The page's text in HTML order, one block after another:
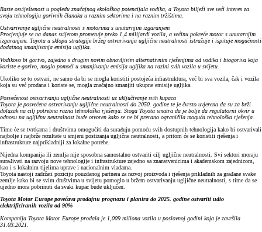
Raste osviještenost u pogledu značajnog ekološkog potencijala vodika, a Toyota bilježi sve veći interes za
svoju tehnologiju gorivnih članaka u raznim sektorima i na raznim tržištima.
Ostvarivanje ugljične neutralnosti s motorima s unutarnjim izgaranjem
Procjenjuje se na danas svijetom prometuje preko 1,4 milijardi vozila, a većinu pokreće motor s unutarnjim
izgaranjem. Toyota u sklopu strategije bržeg ostvarivanja ugljične neutralnosti istražuje i ispituje mogućnosti
dodatnog smanjivanja emisija ugljika.
Vodikovo bi gorivo, zajedno s drugim novim obnovljivim alternativnim rješenjima od vodika i biogoriva koja
koriste e-gorivo, moglo pomoći u smanjivanju emisija ugljika na razini svih vozila u svijetu.
Ukoliko se to ostvari, ne samo da bi se mogla koristiti postojeća infrastruktura, već bi sva vozila, čak i vozila
koja su već prodana i koriste se, mogla značajno smanjiti ukupne emisije ugljika.
Posvećenost ostvarivanju ugljične neutralnosti uz uključivanje svih kupaca
Toyota je posvećena ostvarivanju ugljične neutralnosti do 2050. godine te je čvrsto uvjerena da su za brži
dolazak na cilj potrebna razna tehnološka rješenja. Stoga Toyota smatra da je bolje da regulatorni okvir u
odnosu na ugljičnu neutralnost bude otvoren kako se ne bi prerano ograničila moguća tehnološka rješenja.
Time će se tvrtkama i društvima omogućiti da surađuju pomoću svih dostupnih tehnologija kako bi ostvarivali
najbolje i najbrže rezultate u smjeru postizanja ugljične neutralnosti, a pritom će se koristiti rješenja i
infrastrukture najprikladniji za lokalne potrebe.
Nijedna kompanija ili zemlja nije sposobna samostalno ostvariti cilj ugljične neutralnosti. Svi sektori moraju
surađivati na razvoju nove tehnologije i infrastrukture zajedno sa znanstvenicima i akademskom zajednicom,
kao i s lokalnim tijelima uprave i nacionalnim vladama.
Toyota nastoji zadržati poziciju pouzdanog partnera za razvoj proizvoda i rješenja prikladnih za građane svake
zemlje kako bi se svim društvima u svijetu pomoglo u bržem ostvarivanju ugljične neutralnosti, s time da se
ujedno mora pobrinuti da svaki kupac bude uključen.
Toyota Motor Europe povećava prodajnu prognozu i planira do 2025. godine ostvariti udio
elektrificiranih vozila od 90%
Kompanija Toyota Motor Europe prodala je 1,009 miliona vozila u poslovnoj godini koja je završila
31.03.2021.